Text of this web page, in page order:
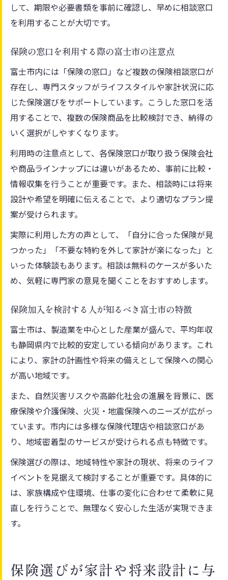
して、期限や必要書類を事前に確認し、早めに相談窓口
を利用することが大切です。
保険の窓口を利用する際の富士市の注意点
富士市内には「保険の窓口」など複数の保険相談窓口が
存在し、専門スタッフがライフスタイルや家計状況に応
じた保険選びをサポートしています。こうした窓口を活
用することで、複数の保険商品を比較検討でき、納得の
いく選択がしやすくなります。
利用時の注意点として、各保険窓口が取り扱う保険会社
や商品ラインナップには違いがあるため、事前に比較・
情報収集を行うことが重要です。また、相談時には将来
設計や希望を明確に伝えることで、より適切なプラン提
案が受けられます。
実際に利用した方の声として、「自分に合った保険が見
つかった」「不要な特約を外して家計が楽になった」と
いった体験談もあります。相談は無料のケースが多いた
め、気軽に専門家の意見を聞くことをおすすめします。
保険加入を検討する人が知るべき富士市の特徴
富士市は、製造業を中心とした産業が盛んで、平均年収
も静岡県内で比較的安定している傾向があります。これ
により、家計の計画性や将来の備えとして保険への関心
が高い地域です。
また、自然災害リスクや高齢化社会の進展を背景に、医
療保険や介護保険、火災・地震保険へのニーズが広がっ
ています。市内には多様な保険代理店や相談窓口があ
り、地域密着型のサービスが受けられる点も特徴です。
保険選びの際は、地域特性や家計の現状、将来のライフ
イベントを見据えて検討することが重要です。具体的に
は、家族構成や住環境、仕事の変化に合わせて柔軟に見
直しを行うことで、無理なく安心した生活が実現できま
す。
保険選びが家計や将来設計に与